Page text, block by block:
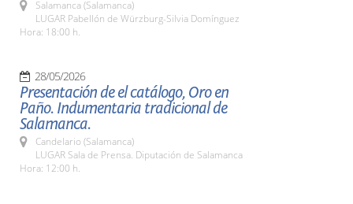
Salamanca (Salamanca)
LUGAR Pabellón de Würzburg-Silvia Domínguez
Hora: 18:00 h.
28/05/2026
Presentación de el catálogo, Oro en
Paño. Indumentaria tradicional de
Salamanca.
Candelario (Salamanca)
LUGAR Sala de Prensa. Diputación de Salamanca
Hora: 12:00 h.